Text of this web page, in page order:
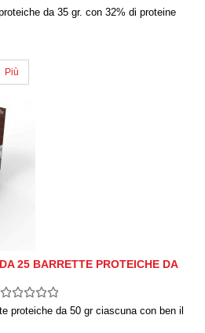
da 35 gr. con 32% di proteine
Più
25 BARRETTE PROTEICHE DA
proteiche da 50 gr ciascuna con ben il